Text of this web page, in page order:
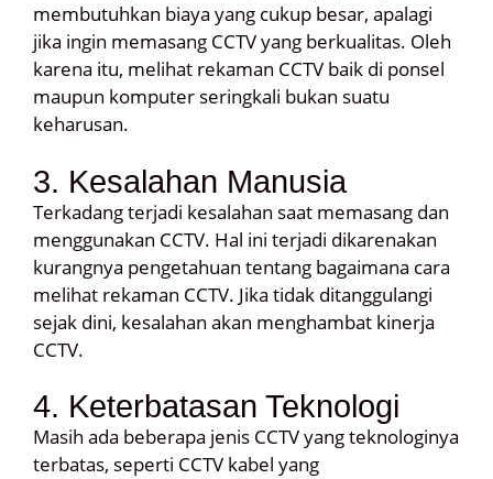
membutuhkan biaya yang cukup besar, apalagi
jika ingin memasang CCTV yang berkualitas. Oleh
karena itu, melihat rekaman CCTV baik di ponsel
maupun komputer seringkali bukan suatu
keharusan.
3. Kesalahan Manusia
Terkadang terjadi kesalahan saat memasang dan
menggunakan CCTV. Hal ini terjadi dikarenakan
kurangnya pengetahuan tentang bagaimana cara
melihat rekaman CCTV. Jika tidak ditanggulangi
sejak dini, kesalahan akan menghambat kinerja
CCTV.
4. Keterbatasan Teknologi
Masih ada beberapa jenis CCTV yang teknologinya
terbatas, seperti CCTV kabel yang